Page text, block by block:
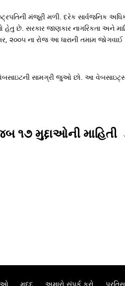
મંજૂરી મળી. દરેક સાર્વજનિક
છે. સરકાર જાણકાર નાગરિકતા અને
૨૦૦૫ ના રોજ આ ધારાની તમામ
સામગ્રી જુઓ છો. આ
૧૭ મુદ્દાઓની માહિતી